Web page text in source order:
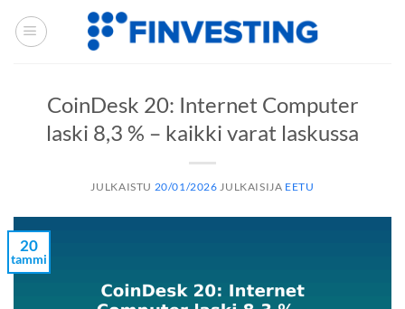
Siirry
sisältöön
CoinDesk 20: Internet Computer
laski 8,3 % – kaikki varat laskussa
JULKAISTU 20/01/2026 JULKAISIJA EETU
20
tammi